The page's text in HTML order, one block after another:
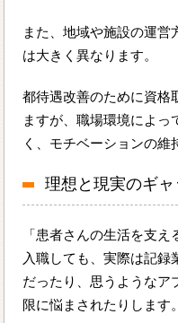
また、地域や施設の運
は大きく異なります。
都待遇改善のために資格
ますが、職場環境によっ
く、モチベーションの維
理想と現実のギ
「患者さんの生活を支
入職しても、実際は記録
だったり、思うようなア
限に悩まされたりします。